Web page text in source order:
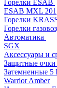
Горелки ESAB
ESAB MXL 201
Горелки
Горелки
Автоматика
SGX
Аксессуары и
Защитные
Затемненные 5
Warrior Amber